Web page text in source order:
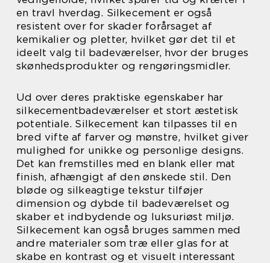
en travl hverdag. Silkecement er også
resistent over for skader forårsaget af
kemikalier og pletter, hvilket gør det til et
ideelt valg til badeværelser, hvor der bruges
skønhedsprodukter og rengøringsmidler.
Ud over deres praktiske egenskaber har
silkecementbadeværelser et stort æstetisk
potentiale. Silkecement kan tilpasses til en
bred vifte af farver og mønstre, hvilket giver
mulighed for unikke og personlige designs.
Det kan fremstilles med en blank eller mat
finish, afhængigt af den ønskede stil. Den
bløde og silkeagtige tekstur tilføjer
dimension og dybde til badeværelset og
skaber et indbydende og luksuriøst miljø.
Silkecement kan også bruges sammen med
andre materialer som træ eller glas for at
skabe en kontrast og et visuelt interessant